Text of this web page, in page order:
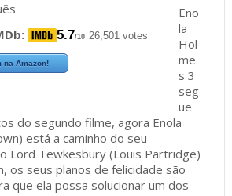
5.7/10 26,501 votes
na Amazon!
Eno
la
Hol
me
s 3
seg
ue
do segundo filme, agora Enola
está a caminho do seu
Lord Tewkesbury (Louis Partridge)
os seus planos de felicidade são
que ela possa solucionar um dos